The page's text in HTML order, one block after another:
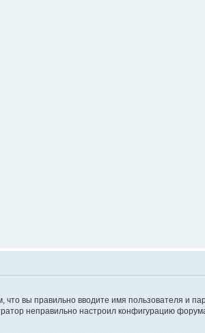
что вы правильно вводите имя пользователя
неправильно настроил конфигурацию